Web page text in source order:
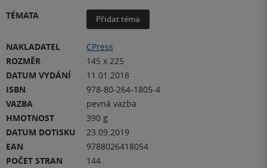
TÉMATA
Přidat téma
NAKLADATEL
CPress
ROZMĚR
145 x 225
DATUM VYDÁNÍ
11.01.2018
ISBN
978-80-264-1805-4
VAZBA
pevná vazba
HMOTNOST
390 g
DATUM DOTISKU
23.09.2019
EAN
9788026418054
POČET STRAN
144